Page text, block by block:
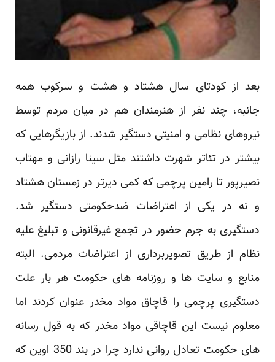
بعد از کودتای سال هشتاد و هشت و سرکوب همه
جانبه، چند نفر از هنرمندان هم در میان مردم توسط
نیروهای نظامی و امنیتی دستگیر شدند. از بازیگرهایی که
بیشتر در تئاتر شهرت داشتند مثل سینا رازانی و مهتاب
نصیرپور تا رامین پرچمی که کمی دیرتر در زمستان هشتاد
و نه در یکی از اعتراضات ضدحکومتی دستگیر شد.
دستگیری به جرم حضور در تجمع غیرقانونی و تبلیغ علیه
نظام از طریق تصویربرداری از اعتراضات مردمی. البته
منابع و سایت ها و روزنامه های حکومت هر بار علت
دستگیری پرچمی را قاچاق مواد مخدر عنوان کردند اما
معلوم نیست این قاچاقی مواد مخدر که به قول رسانه
های حکومت تعادل روانی ندارد چرا در بند 350 اوین که